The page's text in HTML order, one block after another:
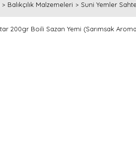
Balıkçılık Malzemeleri Suni Yemler